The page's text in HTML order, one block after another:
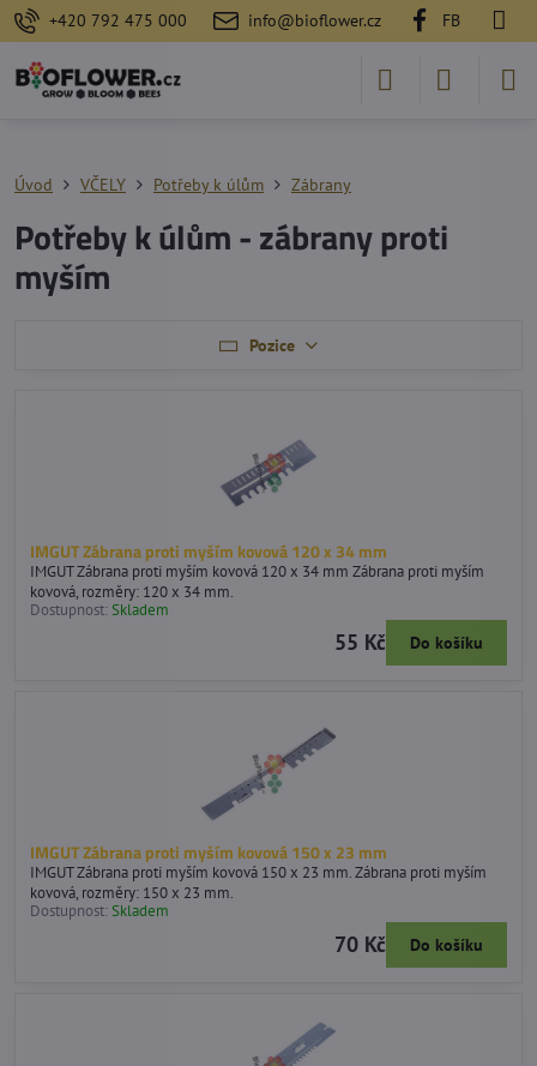
+420 792 475 000 info@bioflower.cz FB
Úvod VČELY Potřeby k úlům Zábrany
Potřeby k úlům - zábrany proti
myším
Pozice
IMGUT Zábrana proti myším kovová 120 x 34 mm
IMGUT Zábrana proti myším kovová 120 x 34 mm Zábrana proti myším
kovová, rozměry: 120 x 34 mm.
Dostupnost:Skladem
55 Kč Do košíku
IMGUT Zábrana proti myším kovová 150 x 23 mm
IMGUT Zábrana proti myším kovová 150 x 23 mm. Zábrana proti myším
kovová, rozměry: 150 x 23 mm.
Dostupnost:Skladem
70 Kč Do košíku